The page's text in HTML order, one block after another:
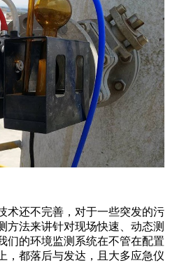
术还不完善，对于一些突发的污
方法来讲针对现场快速、动态测
们的环境监测系统在不管在配置
，都落后与发达，且大多应急仪